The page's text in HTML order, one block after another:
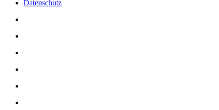
Datenschutz